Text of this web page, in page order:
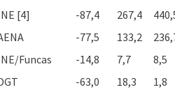
[4] -87,4 267,4
-77,5 133,2
Funcas -14,8 7,7 8,5
-63,0 18,3 1,8